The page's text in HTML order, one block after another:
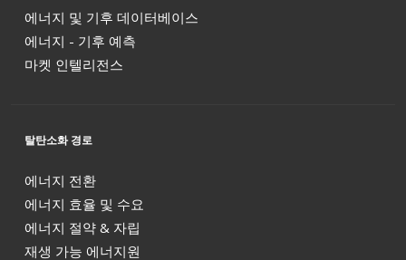
에너지 및 기후 데이터베이스
에너지 - 기후 예측
마켓 인텔리전스
탈탄소화 경로
에너지 전환
에너지 효율 및 수요
에너지 절약 & 자립
재생 가능 에너지원